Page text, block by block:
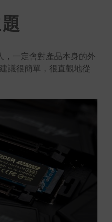
，一定會對產品本身的外
議很簡單，很直觀地從